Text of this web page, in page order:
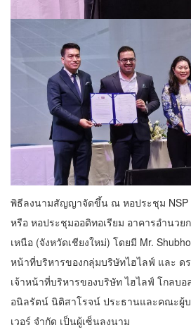
พิธีลงนามสัญญาจัดขึ้น ณ หอประชุม NSP
หรือ หอประชุมออดิทอเรียม อาคารอำนว
เหนือ (จังหวัดเชียงใหม่) โดยมี Mr.
หน้าที่บริหารของกลุ่มบริษัทไฮไลฟ์ และ
เจ้าหน้าที่บริหารของบริษัท ไฮไลฟ์ โกลบ
อนิลรัตน์ นิติสาโรจน์ ประธานและคณะผู้
เวอร์ จำกัด เป็นผู้เซ็นลงนาม